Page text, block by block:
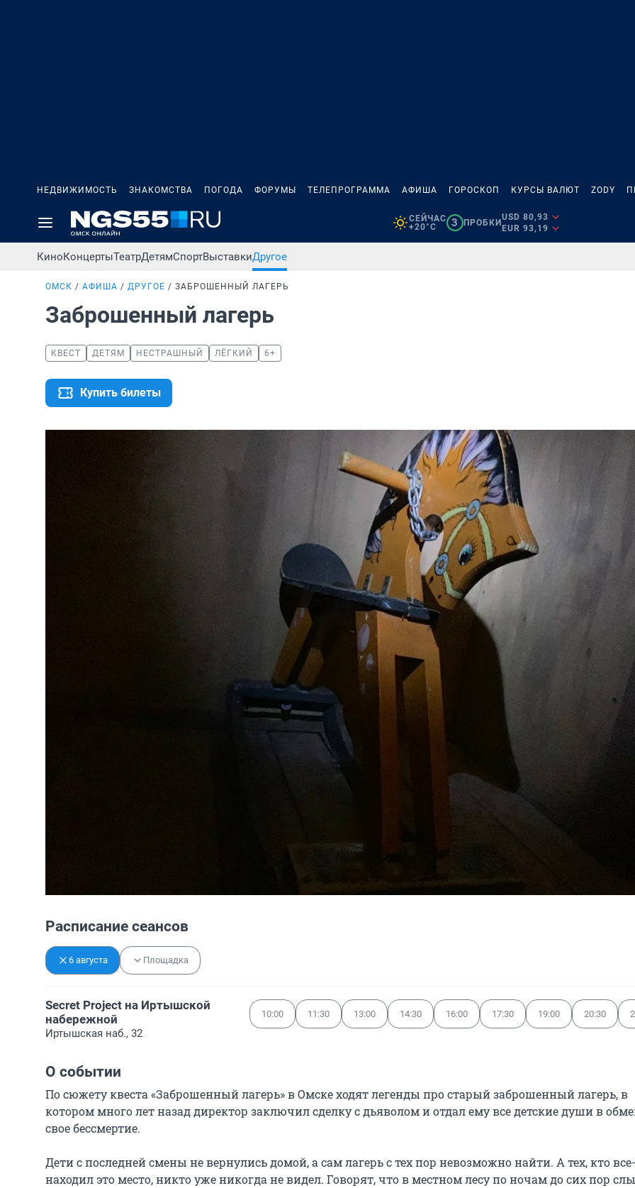
НЕДВИЖИМОСТЬ ЗНАКОМСТВА ПОГОДА ФОРУМЫ ТЕЛЕПРОГРАММА АФИША ГОРОСКОП КУРСЫ ВАЛЮТ ZODY
СЕЙЧАС
+20°C
3 ПРОБКИ
USD 80,93
EUR 93,19
КиноКонцертыТеатрДетямСпортВыставкиДругое
ОМСК АФИША ДРУГОЕ ЗАБРОШЕННЫЙ ЛАГЕРЬ
Заброшенный лагерь
КВЕСТ ДЕТЯМ НЕСТРАШНЫЙ ЛЁГКИЙ 6+
Купить билеты
Расписание сеансов
6 августа Площадка
Secret Project на Иртышской
набережной
Иртышская наб., 32
10:00 11:30 13:00 14:30 16:00 17:30 19:00 20:30
О событии
По сюжету квеста «Заброшенный лагерь» в Омске ходят легенды про старый заброшенный лагерь, в
котором много лет назад директор заключил сделку с дьяволом и отдал ему все детские души в
свое бессмертие.
Дети с последней смены не вернулись домой, а сам лагерь с тех пор невозможно найти. А тех, кто
находил это место, никто уже никогда не видел. Говорят, что в местном лесу по ночам до сих пор